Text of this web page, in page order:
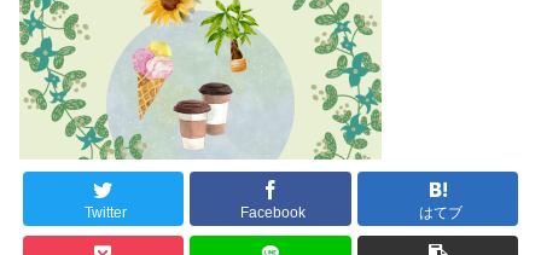
Twitter Facebook はてブ